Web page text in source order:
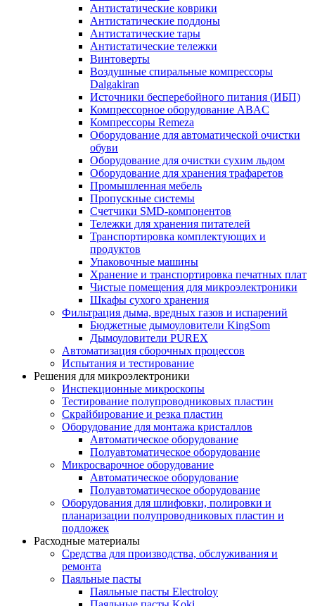
Антистатические коврики
Антистатические поддоны
Антистатические тары
Антистатические тележки
Винтоверты
Воздушные спиральные компрессоры
Dalgakiran
Источники бесперебойного питания (ИБП)
Компрессорное оборудование ABAC
Компрессоры Remeza
Оборудование для автоматической очистки
обуви
Оборудование для очистки сухим льдом
Оборудование для хранения трафаретов
Промышленная мебель
Пропускные системы
Счетчики SMD-компонентов
Тележки для xранения питателей
Транспортировка комплектующих и
продуктов
Упаковочные машины
Хранение и транспортировка печатных плат
Чистые помещения для микроэлектроники
Шкафы сухого хранения
Фильтрация дыма, вредных газов и испарений
Бюджетные дымоуловители KingSom
Дымоуловители PUREX
Автоматизация сборочных процессов
Испытания и тестирование
Решения для микроэлектроники
Инспекционные микроскопы
Тестирование полупроводниковых пластин
Скрайбирование и резка пластин
Оборудование для монтажа кристаллов
Автоматическое оборудование
Полуавтоматическое оборудование
Микросварочное оборудование
Автоматическое оборудование
Полуавтоматическое оборудование
Оборудования для шлифовки, полировки и
планаризации полупроводниковых пластин и
подложек
Расходные материалы
Средства для производства, обслуживания и
ремонта
Паяльные пасты
Паяльные пасты Electroloy